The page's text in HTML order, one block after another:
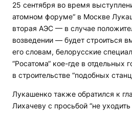
25 сентября во время
атомном форуме“ в Москве
вторая АЭС — в случае
возведении — будет строиться
его словам, белорусские
“Росатома“ кое-где в отдельных
в строительстве “подобных
Лукашенко также обратился к
Лихачеву с просьбой “не